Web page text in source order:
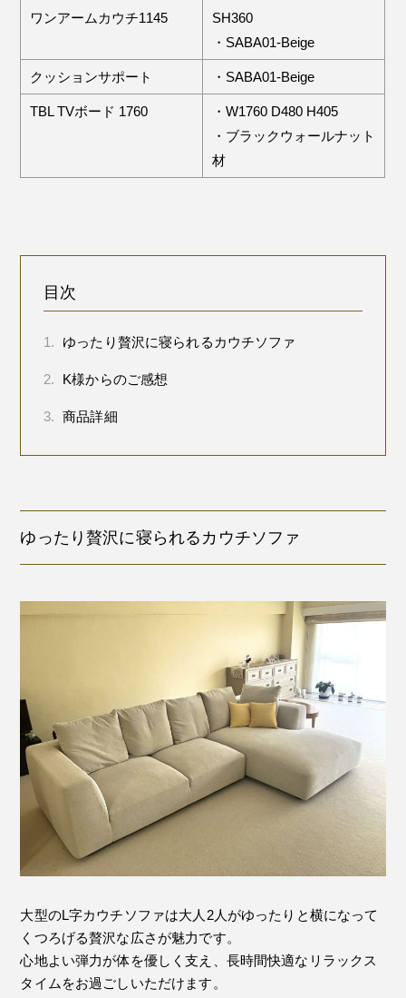
ワンアームカウチ1145
SH360
・SABA01-Beige
クッションサポート ・SABA01-Beige
TBL TVボード 1760
・W1760 D480 H405
・ブラックウォールナット
材
目次
1. ゆったり贅沢に寝られるカウチソファ
2. K様からのご感想
3. 商品詳細
ゆったり贅沢に寝られるカウチソファ
大型のL字カウチソファは大人2人がゆったりと横になって
くつろげる贅沢な広さが魅力です。
心地よい弾力が体を優しく支え、長時間快適なリラックス
タイムをお過ごしいただけます。